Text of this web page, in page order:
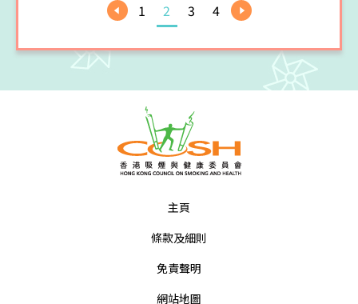
1 2 3 4
主頁
條款及細則
免責聲明
網站地圖